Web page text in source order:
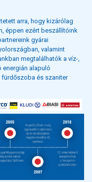
arra, hogy kizárólag
éppen ezért beszállítóink
gyárai
valamint
megtalálhatók a víz-,
energián alapuló
és szaniter